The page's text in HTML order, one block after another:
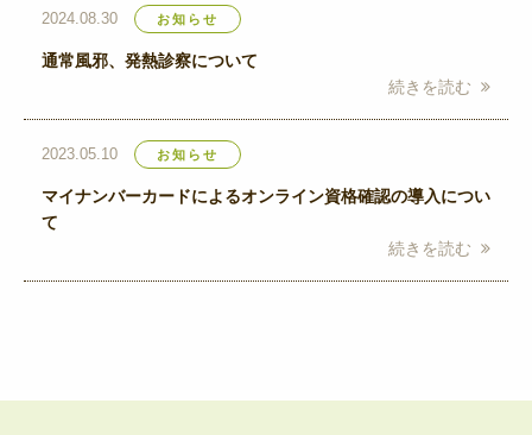
2024.08.30 お知らせ
通常風邪、発熱診察について
続きを読む
2023.05.10 お知らせ
マイナンバーカードによるオンライン資格確認の導入につい
て
続きを読む